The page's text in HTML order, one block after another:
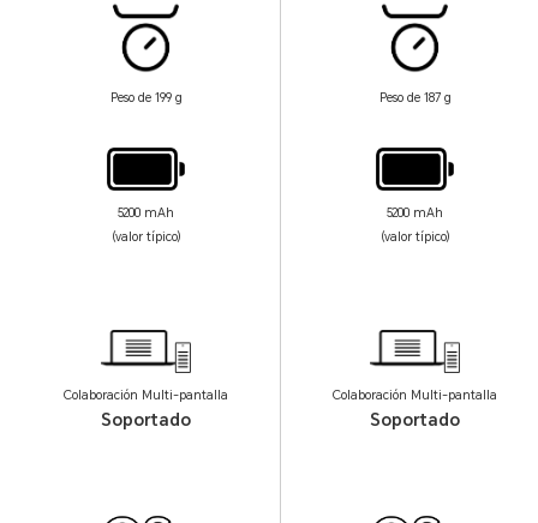
Peso de 199 g Peso de 187 g
5200 mAh
(valor típico)
5200 mAh
(valor típico)
Colaboración Multi-pantalla
Soportado
Colaboración Multi-pantalla
Soportado